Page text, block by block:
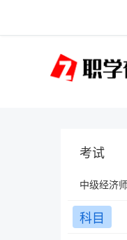
考试
中级经济
科目